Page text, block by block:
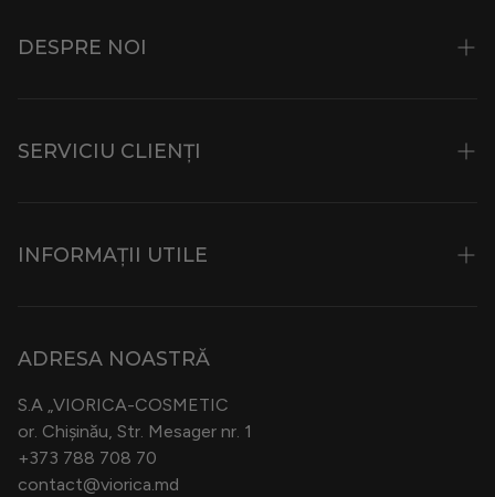
DESPRE NOI
Ingrediente
Muzeul Frumuseții
SERVICIU CLIENȚI
Magazine Specializate
B2B
Cosmeplant
Certificate Cadou
INFORMAȚII UTILE
Politica de Confidențialitate
Termeni și condiții
Politica Privind Returnarea Produselor
ADRESA NOASTRĂ
S.A „VIORICA-COSMETIC
or. Chișinău, Str. Mesager nr. 1
+373 788 708 70
contact@viorica.md